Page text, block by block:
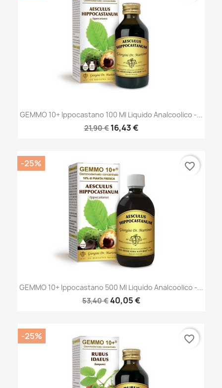
GEMMO 10+ Ippocastano 100 Ml Liquido Analcoolico -...
21,90 € 16,43 €
GEMMO 10+ Ippocastano 500 Ml Liquido Analcoolico -...
53,40 €40,05 €
-25% favorite_border
-25% favorite_border